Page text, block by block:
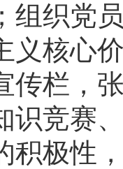
组织党
义核心
传栏，
识竞赛
积极性